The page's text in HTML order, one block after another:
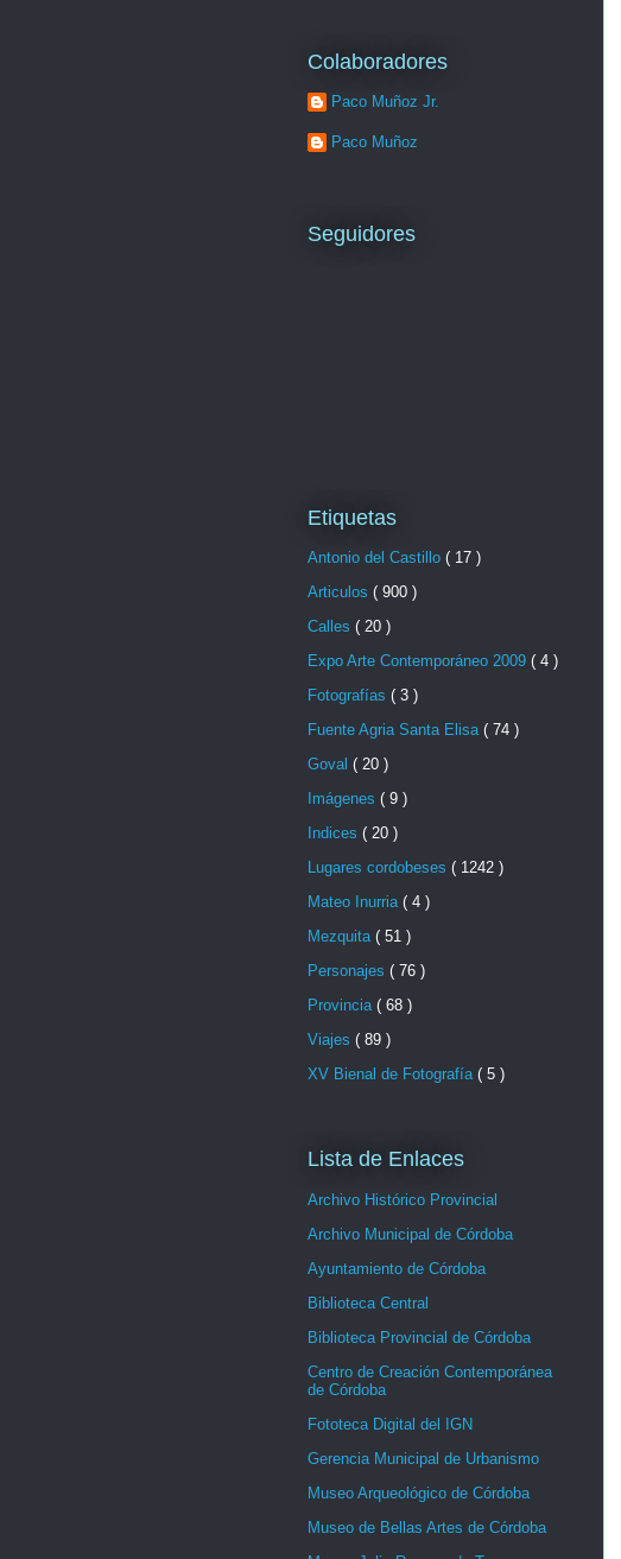
Colaboradores
Paco Muñoz Jr.
Paco Muñoz
Seguidores
Etiquetas
Antonio del Castillo ( 17 )
Articulos ( 900 )
Calles ( 20 )
Expo Arte Contemporáneo 2009 ( 4 )
Fotografías ( 3 )
Fuente Agria Santa Elisa ( 74 )
Goval ( 20 )
Imágenes ( 9 )
Indices ( 20 )
Lugares cordobeses ( 1242 )
Mateo Inurria ( 4 )
Mezquita ( 51 )
Personajes ( 76 )
Provincia ( 68 )
Viajes ( 89 )
XV Bienal de Fotografía ( 5 )
Lista de Enlaces
Archivo Histórico Provincial
Archivo Municipal de Córdoba
Ayuntamiento de Córdoba
Biblioteca Central
Biblioteca Provincial de Córdoba
Centro de Creación Contemporánea
de Córdoba
Fototeca Digital del IGN
Gerencia Municipal de Urbanismo
Museo Arqueológico de Córdoba
Museo de Bellas Artes de Córdoba